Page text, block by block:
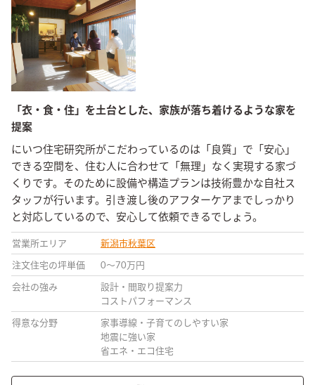
「衣・食・住」を土台とした、家族が落ち着けるような家を
提案
にいつ住宅研究所がこだわっているのは「良質」で「安心」
できる空間を、住む人に合わせて「無理」なく実現する家づ
くりです。そのために設備や構造プランは技術豊かな自社ス
タッフが行います。引き渡し後のアフターケアまでしっかり
と対応しているので、安心して依頼できるでしょう。
営業所エリア 新潟市秋葉区
注文住宅の坪単価 0〜70万円
会社の強み
設計・間取り提案力
コストパフォーマンス
得意な分野
家事導線・子育てのしやすい家
地震に強い家
省エネ・エコ住宅